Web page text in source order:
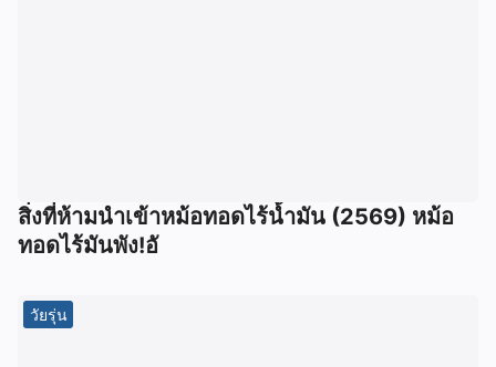
สิ่งที่ห้ามนำเข้าหม้อทอดไร้น้ำมัน (2569) หม้อ
ทอดไร้มันพัง!อั
วัยรุ่น